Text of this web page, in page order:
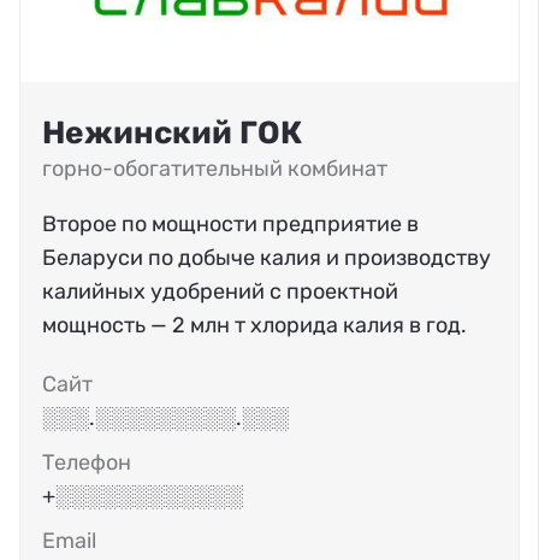
Нежинский ГОК
горно-обогатительный комбинат
Второе по мощности предприятие в
Беларуси по добыче калия и производству
калийных удобрений с проектной
мощность — 2 млн т хлорида калия в год.
Сайт
░░░.░░░░░░░░░.░░░
Телефон
+░░░░░░░░░░░░
Email